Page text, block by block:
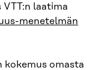
VTT:n laatima
menetelmän
kokemus omasta